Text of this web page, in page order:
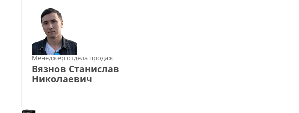
Менеджер отдела продаж
Вязнов Станислав
Николаевич